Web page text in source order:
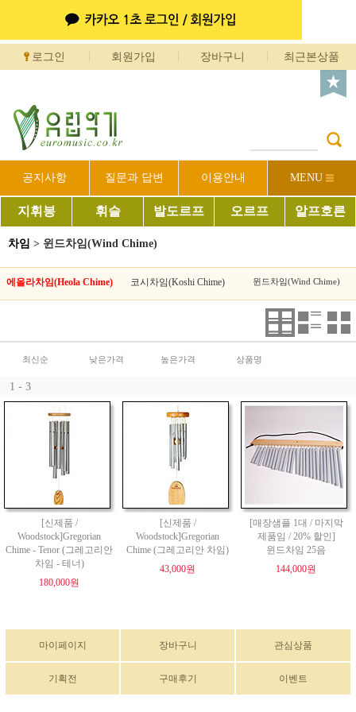
로그인 회원가입 장바구니 최근본상품
공지사항 질문과 답변 이용안내 MENU
지휘봉 휘슬 발도르프 오르프 알프호른
차임 > 윈드차임(Wind Chime)
에올라차임(Heola Chime) 코시차임(Koshi Chime) 윈드차임(Wind Chime)
최신순 낮은가격 높은가격 상품명
1 - 3
[신제품 /
Woodstock]Gregorian
Chime - Tenor (그레고리안
차임 - 테너)
180,000원
[신제품 /
Woodstock]Gregorian
Chime (그레고리안 차임)
43,000원
[매장샘플 1대 / 마지막
제품임 / 20% 할인]
윈드차임 25음
144,000원
마이페이지 장바구니 관심상품
기획전 구매후기 이벤트